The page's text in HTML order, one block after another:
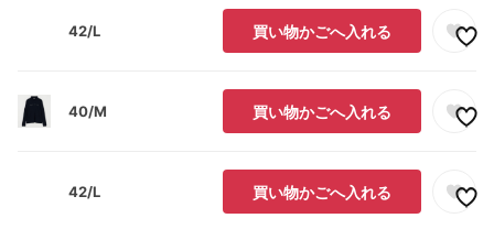
42/L 買い物かごへ入れる
40/M 買い物かごへ入れる
42/L 買い物かごへ入れる